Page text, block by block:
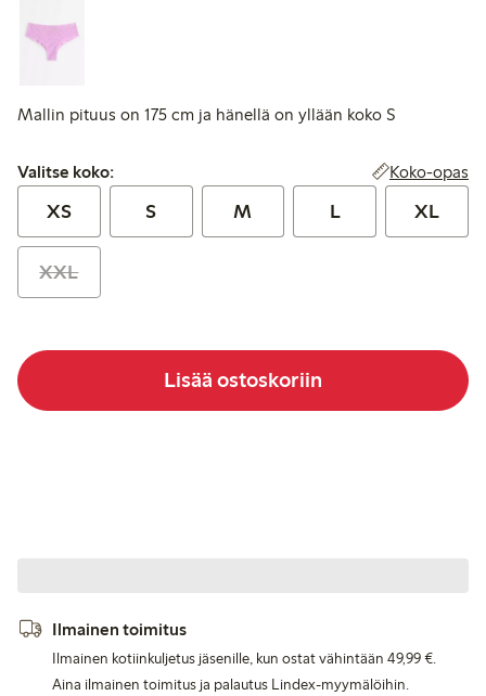
Mallin pituus on 175 cm ja hänellä on yllään koko S
Valitse koko:
Valitse koko: Koko-opas
XS S M L XL
XXL
Lisää ostoskoriin
Ilmainen toimitus
Ilmainen kotiinkuljetus jäsenille, kun ostat vähintään 49,99 €.
Aina ilmainen toimitus ja palautus Lindex-myymälöihin.